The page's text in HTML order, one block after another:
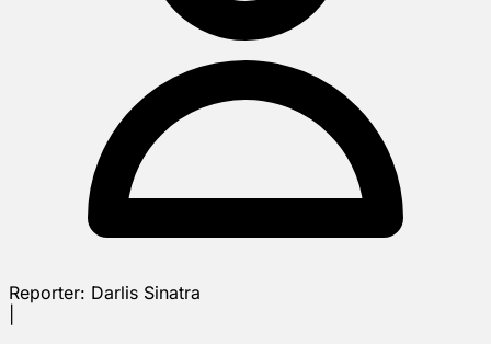
Reporter: Darlis Sinatra